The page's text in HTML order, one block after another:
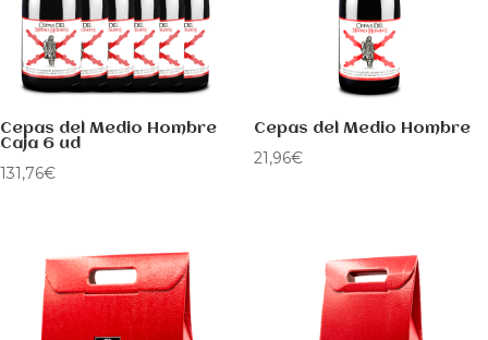
Cepas del Medio Hombre
Caja 6 ud
131,76€
Cepas del Medio Hombre
21,96€